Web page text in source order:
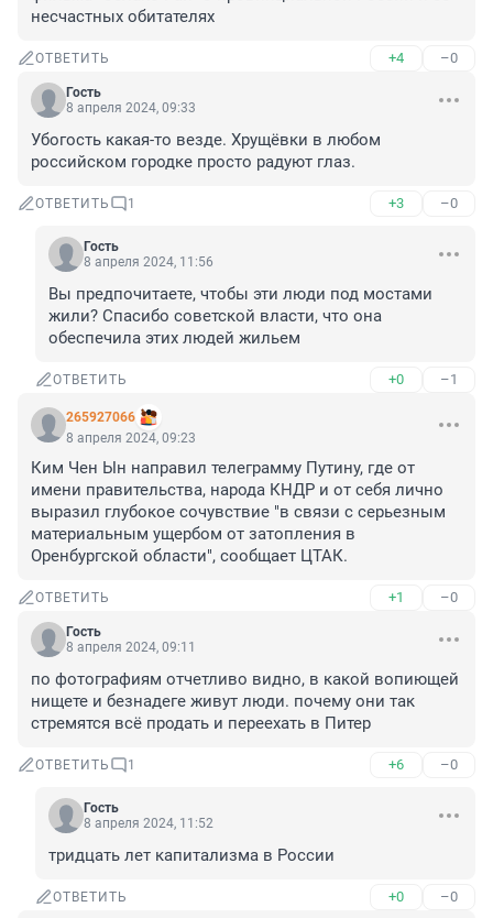
несчастных обитателях
ОТВЕТИТЬ +4 –0
Гость
8 апреля 2024, 09:33
Убогость какая-то везде. Хрущёвки в любом
российском городке просто радуют глаз.
ОТВЕТИТЬ 1 +3 –0
Гость
8 апреля 2024, 11:56
Вы предпочитаете, чтобы эти люди под мостами
жили? Спасибо советской власти, что она
обеспечила этих людей жильем
ОТВЕТИТЬ +0 –1
265927066
8 апреля 2024, 09:23
Ким Чен Ын направил телеграмму Путину, где от
имени правительства, народа КНДР и от себя лично
выразил глубокое сочувствие "в связи с серьезным
материальным ущербом от затопления в
Оренбургской области", сообщает ЦТАК.
ОТВЕТИТЬ +1 –0
Гость
8 апреля 2024, 09:11
по фотографиям отчетливо видно, в какой вопиющей
нищете и безнадеге живут люди. почему они так
стремятся всё продать и переехать в Питер
ОТВЕТИТЬ 1 +6 –0
Гость
8 апреля 2024, 11:52
тридцать лет капитализма в России
ОТВЕТИТЬ +0 –0